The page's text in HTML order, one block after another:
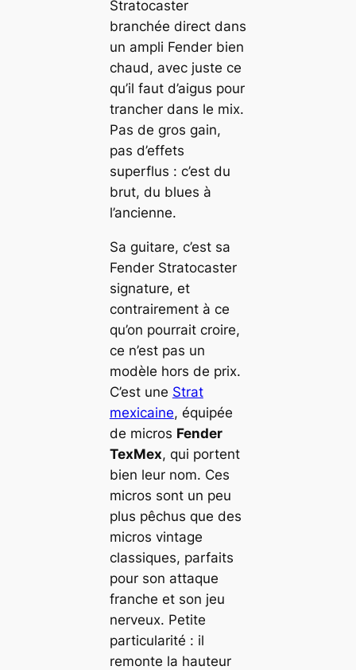
Stratocaster
branchée direct dans
un ampli Fender bien
chaud, avec juste ce
qu’il faut d’aigus pour
trancher dans le mix.
Pas de gros gain,
pas d’effets
superflus : c’est du
brut, du blues à
l’ancienne.
Sa guitare, c’est sa
Fender Stratocaster
signature, et
contrairement à ce
qu’on pourrait croire,
ce n’est pas un
modèle hors de prix.
C’est une Strat
mexicaine, équipée
de micros Fender
TexMex, qui portent
bien leur nom. Ces
micros sont un peu
plus pêchus que des
micros vintage
classiques, parfaits
pour son attaque
franche et son jeu
nerveux. Petite
particularité : il
remonte la hauteur